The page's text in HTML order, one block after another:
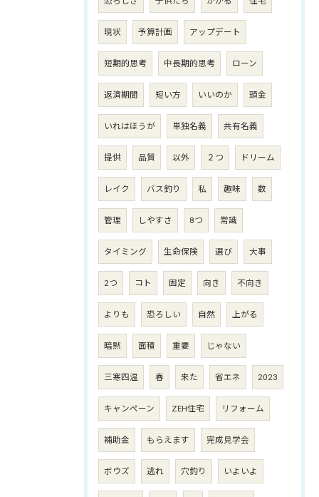
現状 予算計画 アップデート
短期的思考 中長期的思考 ローン
返済期間 短い方 いいのか 頭金
いれはほうが 単独名義 共有名義
提供 品質 以外 ２つ ドリーム
レイク バス釣り 私 趣味 数
管理 しやすさ 8つ 常識
タイミング 生命保険 選び 大事
2つ コト 固定 向き 不向き
よりも 恐ろしい 自然 上がる
暗黙 面積 重要 じゃない
三寒四温 春 来た 省エネ 2023
キャンペーン ZEH住宅 リフォーム
補助金 もらえます 完成見学会
ボウズ 逃れ 穴釣り いよいよ